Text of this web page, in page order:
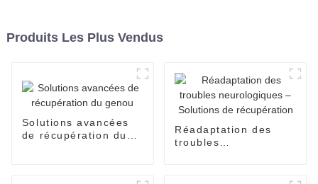
Produits Les Plus Vendus
Solutions avancées
de récupération du
Réadaptation des
troubles